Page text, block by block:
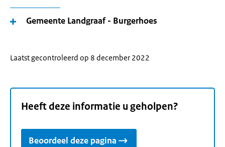
Gemeente Landgraaf - Burgerhoes
Laatst gecontroleerd op 8 december 2022
Heeft deze informatie u geholpen?
Beoordeel deze pagina